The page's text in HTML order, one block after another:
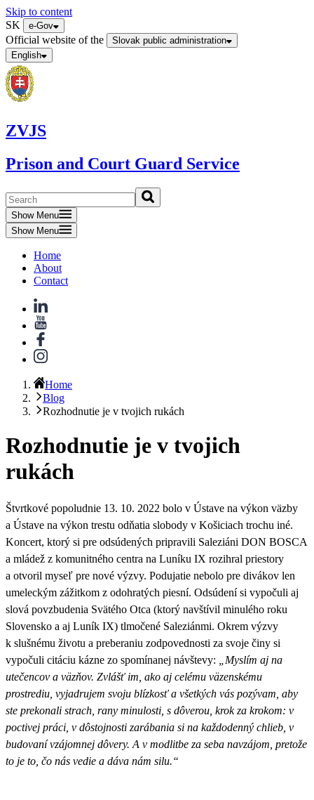
Skip to content
SK
e-Gov
Official website of the
Slovak public administration
English
ZVJS
Prison and Court Guard Service
Show Menu
Show Menu
Home
About
Contact
Home
Blog
Rozhodnutie je v tvojich rukách
Rozhodnutie je v tvojich
rukách
Štvrtkové popoludnie 13. 10. 2022 bolo v Ústave na výkon väzby
a Ústave na výkon trestu odňatia slobody v Košiciach trochu iné.
Koncert, ktorý si pre odsúdených pripravili Saleziáni DON BOSCA
a mládež z komunitného centra na Luníku IX rozihral priestory
a otvoril myseľ pre nové výzvy. Podujatie nebolo pre divákov len
umeleckým zážitkom z odohratých piesní. Odsúdení si vypočuli aj
slová povzbudenia Svätého Otca (ktorý navštívil minulého roku
Slovensko a aj Luník IX) tlmočené Saleziánmi. Okrem výzvy
k slušnému životu a preberaniu zodpovednosti za svoje činy si
vypočuli citáciu kázne zo spomínanej návštevy:
Myslím aj na
utečencov a väzňov. Zvlášť im, ako aj celému väzenskému
prostrediu, vyjadrujem svoju blízkosť a všetkých vás pozývam, aby
ste prekonali strach, rany minulosti, s dôverou, krok za krokom: v
poctivej práci, v dôstojnosti zarábania si na každodenný chlieb, v
budovaní vzájomnej dôvery. A v modlitbe za seba navzájom, pretože
to je to, čo nás vedie a dáva nám silu.“